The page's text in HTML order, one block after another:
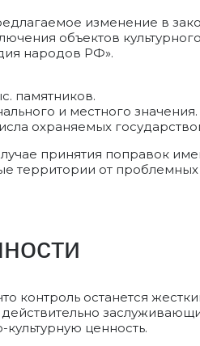
изменение в
объектов
народов РФ».
памятников.
и местного значения.
охраняемых
принятия поправок
территории от
контроль останется
ценность.